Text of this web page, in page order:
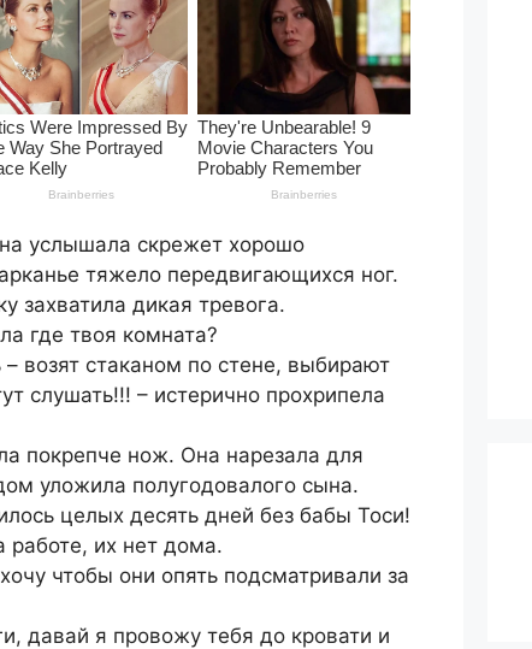
услышала скрежет хорошо
тяжело передвигающихся ног.
захватила дикая тревога.
где твоя комната?
стаканом по стене, выбирают
слушать!!! – истерично прохрипела
покрепче нож. Она нарезала для
уложила полугодовалого сына.
целых десять дней без бабы Тоси!
их нет дома.
чтобы они опять подсматривали за
давай я провожу тебя до кровати и